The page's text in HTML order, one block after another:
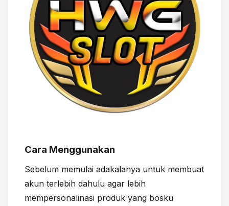
Cara Menggunakan
Sebelum memulai adakalanya untuk membuat
akun terlebih dahulu agar lebih
mempersonalinasi produk yang bosku